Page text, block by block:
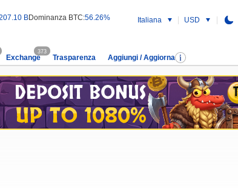
BDominanza BTC:56.26% Italiana USD
Exchange
373
Trasparenza Aggiungi / Aggiorna